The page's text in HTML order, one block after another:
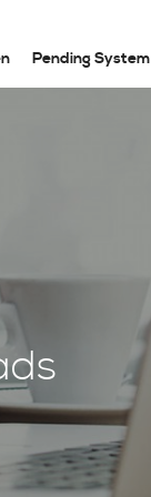
Pending System